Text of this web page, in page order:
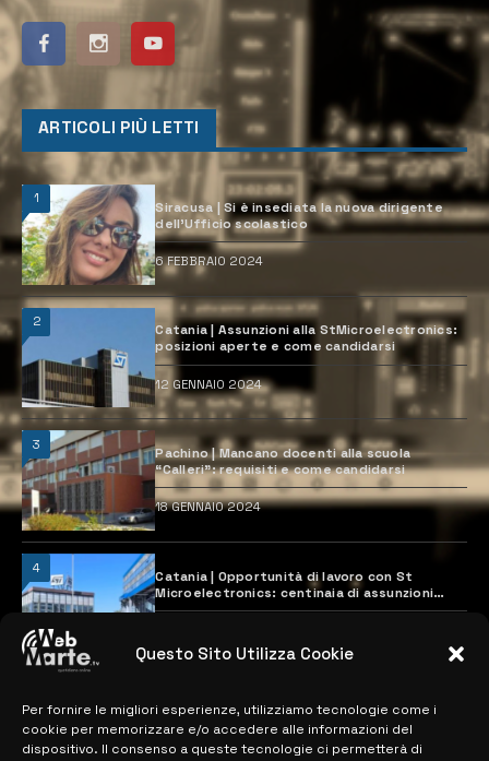
Questo Sito Utilizza Cookie
Per fornire le migliori esperienze, utilizziamo tecnologie come i
cookie per memorizzare e/o accedere alle informazioni del
dispositivo. Il consenso a queste tecnologie ci permetterà di
ARTICOLI PIÙ LETTI
1
Siracusa | Si è insediata la nuova dirigente
dell’Ufficio scolastico
6 FEBBRAIO 2024
2
Catania | Assunzioni alla StMicroelectronics:
posizioni aperte e come candidarsi
12 GENNAIO 2024
3
Pachino | Mancano docenti alla scuola
“Calleri”: requisiti e come candidarsi
18 GENNAIO 2024
4
Catania | Opportunità di lavoro con St
Microelectronics: centinaia di assunzioni
previste
MAPPA DEL SITO